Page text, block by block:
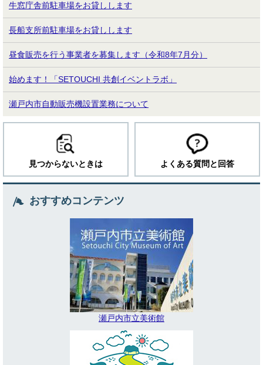
牛窓庁舎前駐車場をお貸しします
長船支所前駐車場をお貸しします
昼食販売を行う事業者を募集します（令和8年7月分）
始めます！「SETOUCHI 共創イベントラボ」
瀬戸内市自動販売機設置業務について
見つからないときは よくある質問と回答
おすすめコンテンツ
瀬戸内市立美術館